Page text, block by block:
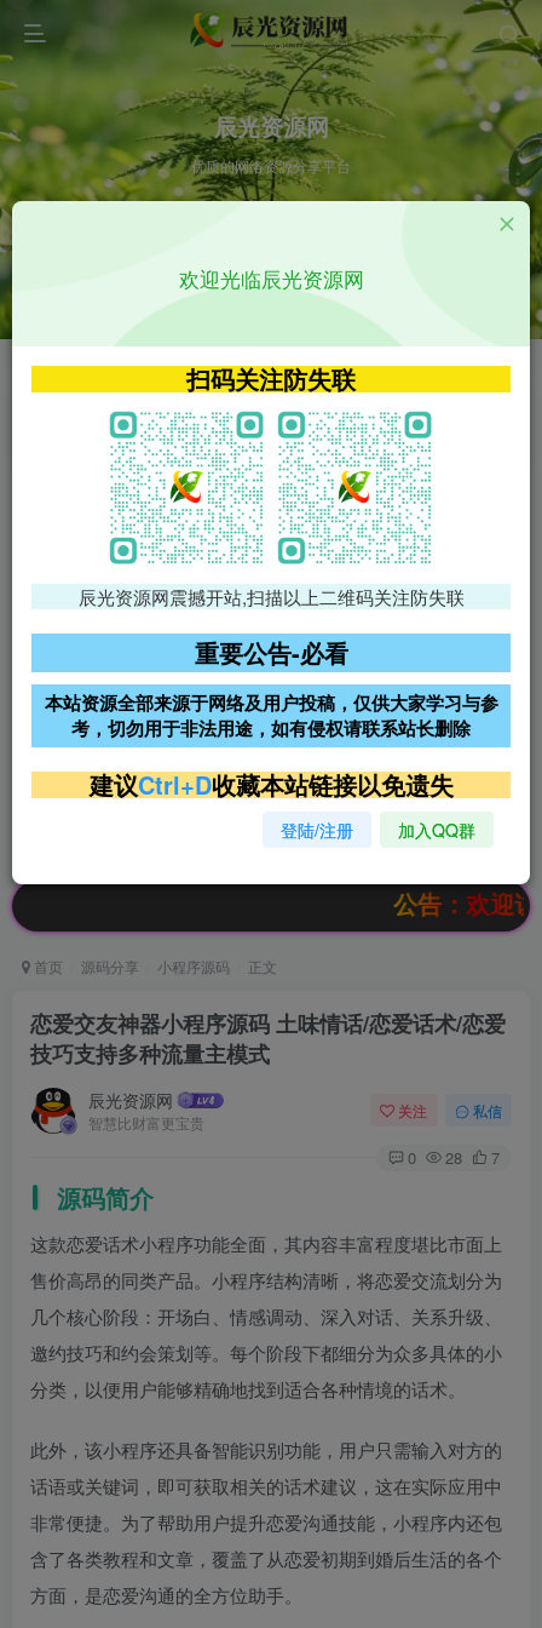
辰光资源网
优质的网络资源分享平台
VIP特权介绍 APP源码
VIP特权介绍
火
VIP特权介绍
影视源码
影视源码
免费领支付宝红包
腾讯轻量4核4G3M服务器38元/
阿里云2核2G200M服务器68元/
年
雨云高防免备案服务器
超低价文字广告位招租 超低价文字广告位招租
超低价文字广告位招租
公告：欢迎访问辰光
首页 源码分享 小程序源码 正文
恋爱交友神器小程序源码 土味情话/恋爱话术/恋爱
技巧支持多种流量主模式
辰光资源网
智慧比财富更宝贵
关注 私信
0 28 7
源码简介
这款恋爱话术小程序功能全面，其内容丰富程度堪比市面上
售价高昂的同类产品。小程序结构清晰，将恋爱交流划分为
几个核心阶段：开场白、情感调动、深入对话、关系升级、
邀约技巧和约会策划等。每个阶段下都细分为众多具体的小
分类，以便用户能够精确地找到适合各种情境的话术。
此外，该小程序还具备智能识别功能，用户只需输入对方的
话语或关键词，即可获取相关的话术建议，这在实际应用中
非常便捷。为了帮助用户提升恋爱沟通技能，小程序内还包
含了各类教程和文章，覆盖了从恋爱初期到婚后生活的各个
方面，是恋爱沟通的全方位助手。
欢迎光临辰光资源网
扫码关注防失联
辰光资源网震撼开站,扫描以上二维码关注防失联
重要公告-必看
本站资源全部来源于网络及用户投稿，仅供大家学习与参
考，切勿用于非法用途，如有侵权请联系站长删除
建议Ctrl+D收藏本站链接以免遗失
登陆/注册 加入QQ群